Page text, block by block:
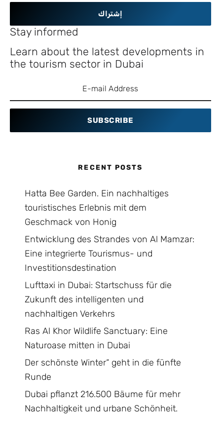
إشتراك
Stay informed
Learn about the latest developments in
the tourism sector in Dubai
SUBSCRIBE
RECENT POSTS
Hatta Bee Garden. Ein nachhaltiges
touristisches Erlebnis mit dem
Geschmack von Honig
Entwicklung des Strandes von Al Mamzar:
Eine integrierte Tourismus- und
Investitionsdestination
Lufttaxi in Dubai: Startschuss für die
Zukunft des intelligenten und
nachhaltigen Verkehrs
Ras Al Khor Wildlife Sanctuary: Eine
Naturoase mitten in Dubai
Der schönste Winter“ geht in die fünfte
Runde
Dubai pflanzt 216.500 Bäume für mehr
Nachhaltigkeit und urbane Schönheit.